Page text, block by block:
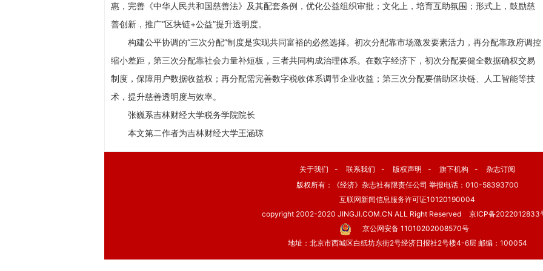
惠，完善《中华人民共和国慈善法》及其配套条例，优化公益组织审批；文化上，培育互助氛围；形式上，鼓励慈
善创新，推广“区块链+公益”提升透明度。
构建公平协调的“三次分配”制度是实现共同富裕的必然选择。初次分配靠市场激发要素活力，再分配靠政府调控
缩小差距，第三次分配靠社会力量补短板，三者共同构成治理体系。在数字经济下，初次分配要健全数据确权交易
制度，保障用户数据收益权；再分配需完善数字税收体系调节企业收益；第三次分配要借助区块链、人工智能等技
术，提升慈善透明度与效率。
张巍系吉林财经大学税务学院院长
本文第二作者为吉林财经大学王涵琼
关于我们 - 联系我们 - 版权声明 - 旗下机构 -
杂志订阅
版权所有：《经济》杂志社有限责任公司 举报电话：010-58393700
互联网新闻信息服务许可证10120190004
copyright 2002-2020 JINGJI.COM.CN ALL Right Reserved
京ICP备2022012833
京公网安备 11010202008570号
地址：北京市西城区白纸坊东街2号经济日报社2号楼4-6层 邮编：100054